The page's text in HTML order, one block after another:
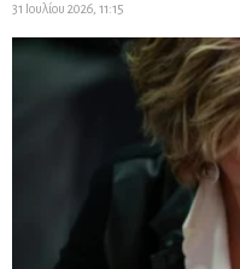
31 Ιουλίου 2026, 11:15